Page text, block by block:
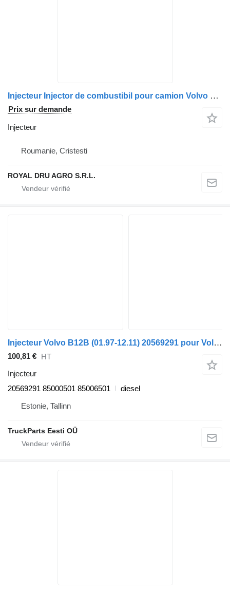
Injecteur Injector de combustibil pour camion Volvo 20806011 / 21006085 / 7421006085 / 7420806011 / 85013311-14
Prix sur demande
Injecteur
Roumanie, Cristesti
ROYAL DRU AGRO S.R.L.
Injecteur Volvo B12B (01.97-12.11) 20569291 pour Volvo B6, B7, B9, B10, B12 bus (1978-2011)
100,81 € HT
Injecteur
20569291 85000501 85006501
diesel
Estonie, Tallinn
TruckParts Eesti OÜ